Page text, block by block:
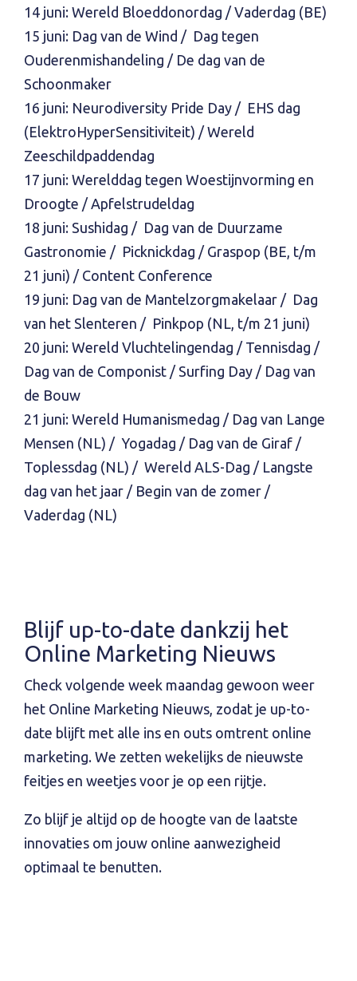
14 juni: Wereld Bloeddonordag / Vaderdag (BE)
15 juni: Dag van de Wind / Dag tegen
Ouderenmishandeling / De dag van de
Schoonmaker
16 juni: Neurodiversity Pride Day / EHS dag
(ElektroHyperSensitiviteit) / Wereld
Zeeschildpaddendag
17 juni: Werelddag tegen Woestijnvorming en
Droogte / Apfelstrudeldag
18 juni: Sushidag / Dag van de Duurzame
Gastronomie / Picknickdag / Graspop (BE, t/m
21 juni) / Content Conference
19 juni: Dag van de Mantelzorgmakelaar / Dag
van het Slenteren / Pinkpop (NL, t/m 21 juni)
20 juni: Wereld Vluchtelingendag / Tennisdag /
Dag van de Componist / Surfing Day / Dag van
de Bouw
21 juni: Wereld Humanismedag / Dag van Lange
Mensen (NL) / Yogadag / Dag van de Giraf /
Toplessdag (NL) / Wereld ALS-Dag / Langste
dag van het jaar / Begin van de zomer /
Vaderdag (NL)
Blijf up-to-date dankzij het
Online Marketing Nieuws
Check volgende week maandag gewoon weer
het Online Marketing Nieuws, zodat je up-to-
date blijft met alle ins en outs omtrent online
marketing. We zetten wekelijks de nieuwste
feitjes en weetjes voor je op een rijtje.
Zo blijf je altijd op de hoogte van de laatste
innovaties om jouw online aanwezigheid
optimaal te benutten.